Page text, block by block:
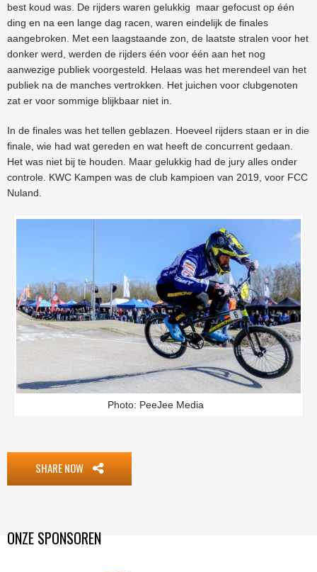
best koud was. De rijders waren gelukkig maar gefocust op één
ding en na een lange dag racen, waren eindelijk de finales
aangebroken. Met een laagstaande zon, de laatste stralen voor het
donker werd, werden de rijders één voor één aan het nog
aanwezige publiek voorgesteld. Helaas was het merendeel van het
publiek na de manches vertrokken. Het juichen voor clubgenoten
zat er voor sommige blijkbaar niet in.
In de finales was het tellen geblazen. Hoeveel rijders staan er in die
finale, wie had wat gereden en wat heeft de concurrent gedaan.
Het was niet bij te houden. Maar gelukkig had de jury alles onder
controle. KWC Kampen was de club kampioen van 2019, voor FCC
Nuland.
Photo: PeeJee Media
SHARE NOW
ONZE SPONSOREN